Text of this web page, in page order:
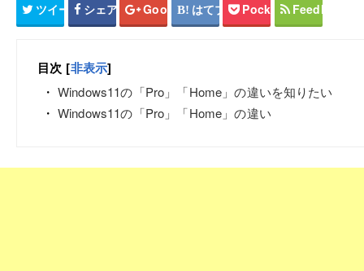
ツイート シェア Google+ はてブ Pocket Feedly
目次 [非表示]
Windows11の「Pro」「Home」の違いを知りたい
Windows11の「Pro」「Home」の違い